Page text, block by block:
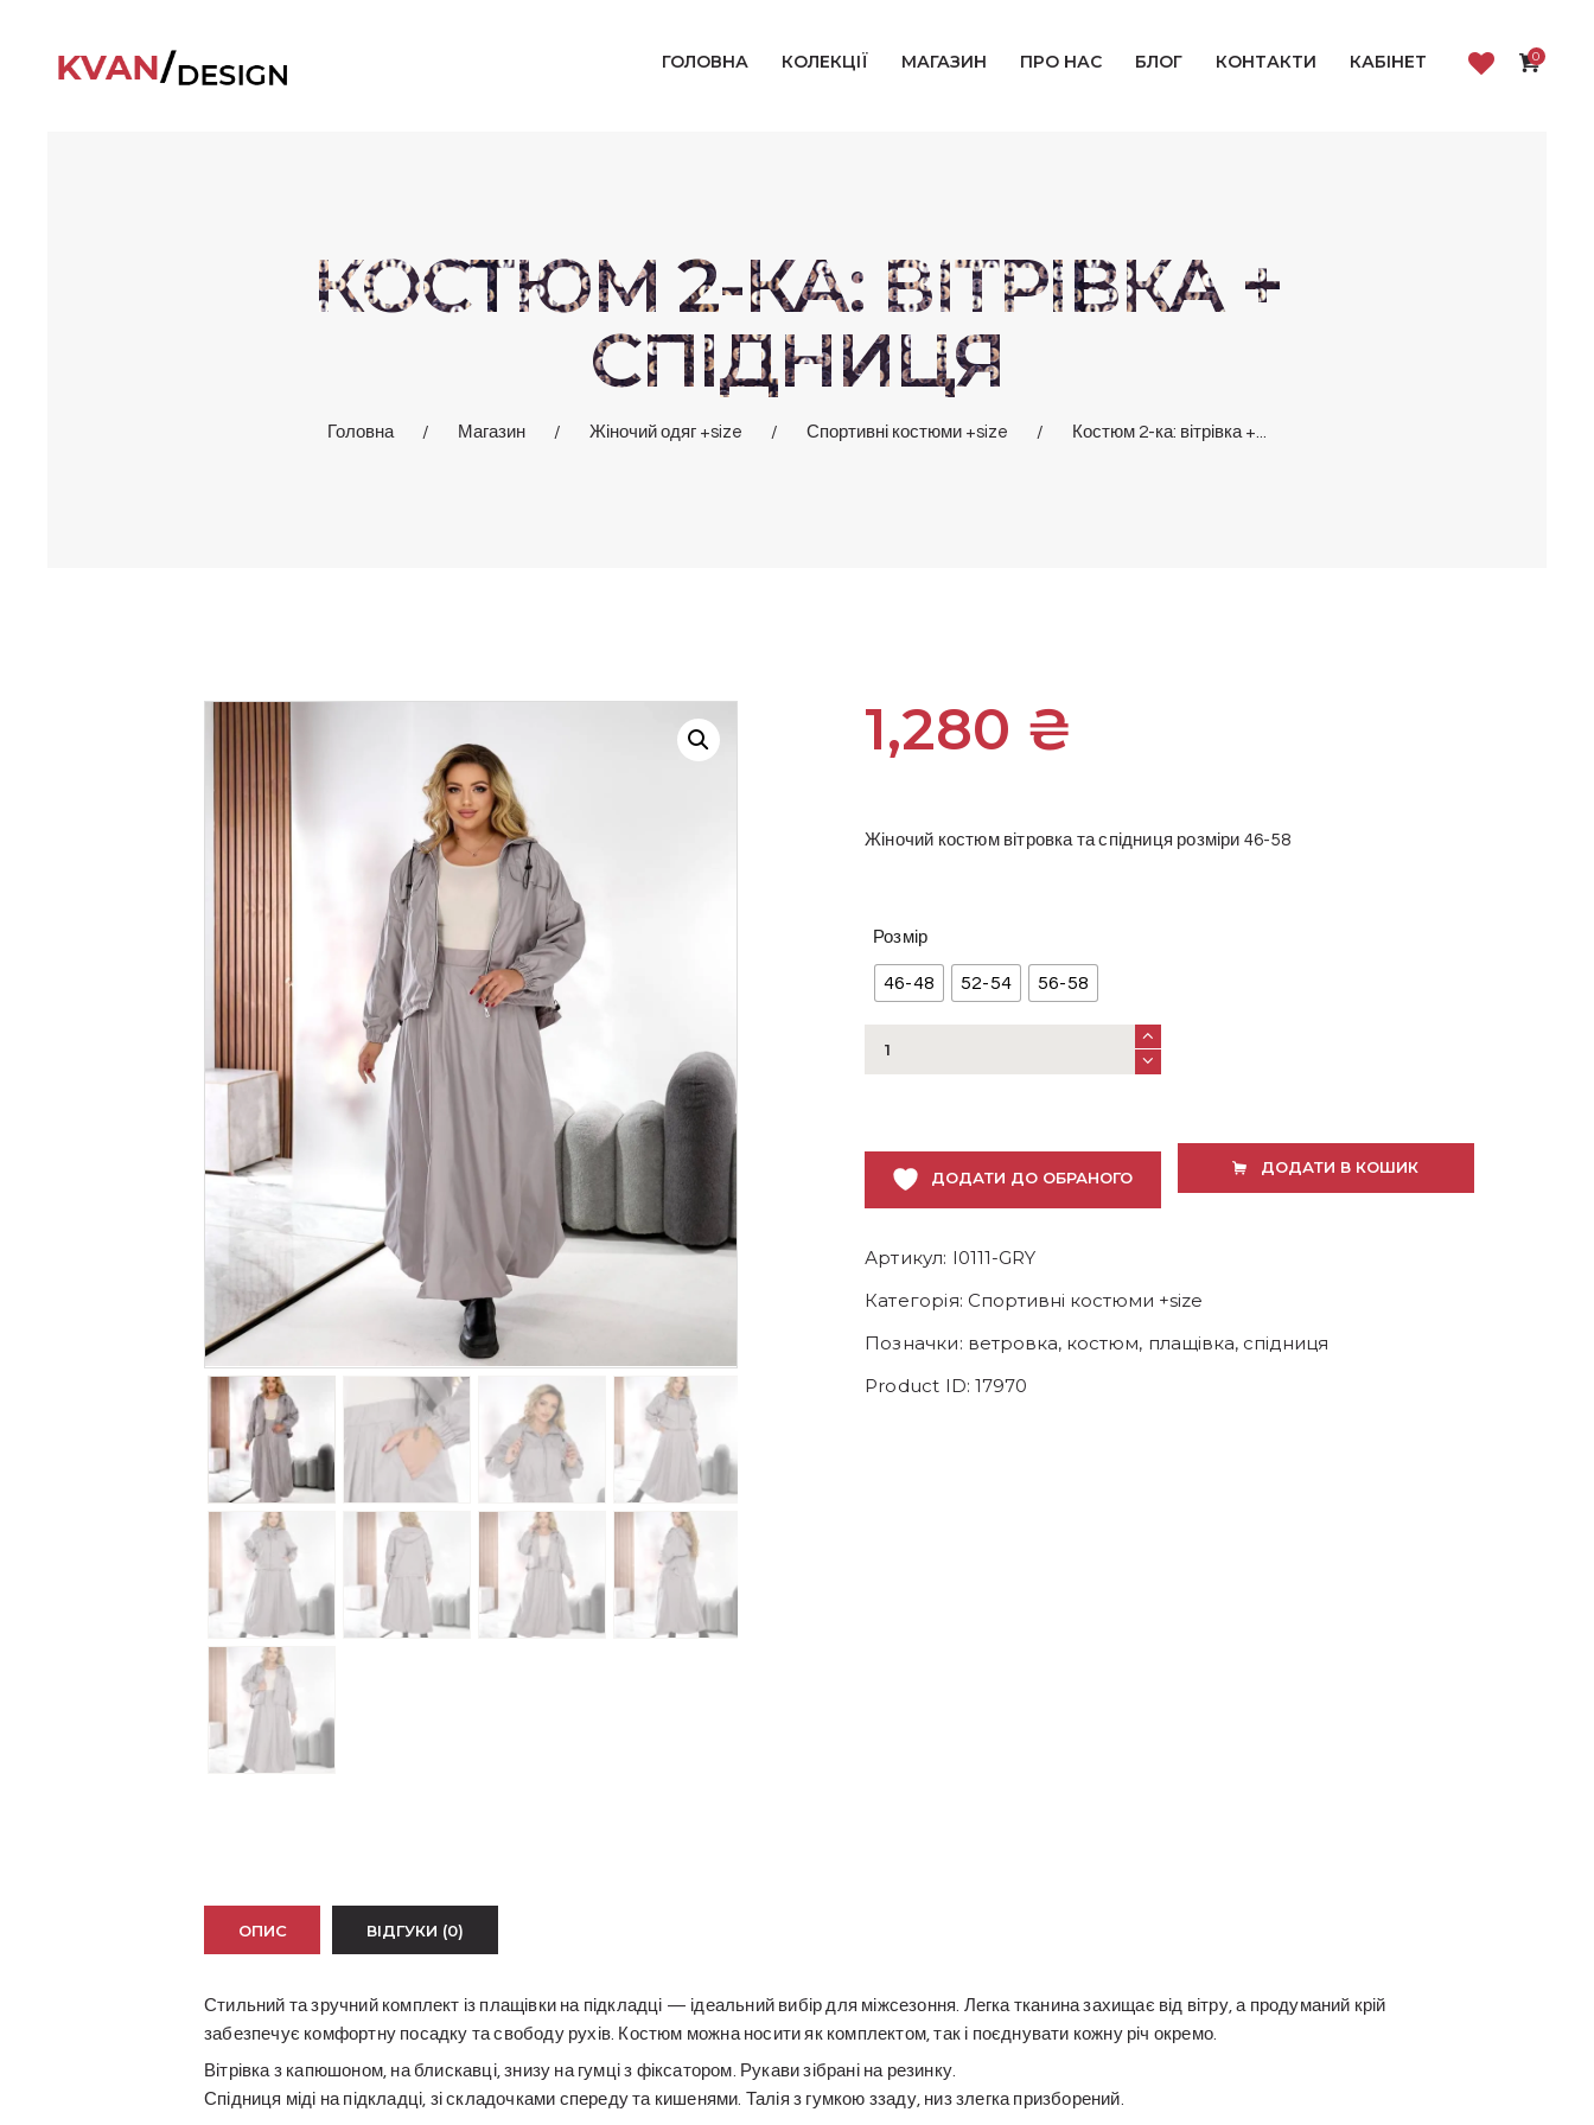
ГОЛОВНА КОЛЕКЦІЇ МАГАЗИН ПРО НАС БЛОГ КОНТАКТИ КАБІНЕТ 0
КОСТЮМ 2-КА: ВІТРІВКА +
СПІДНИЦЯ
Головна Магазин Жіночий одяг +size Спортивні костюми +size Костюм 2-ка: вітрівка +...
ПРО НАС
БЛОГ
КОНТАКТИ
1,280 ₴
Жіночий костюм вітровка та спідниця розміри 46-58
Розмір
46-48 52-54 56-58
+
спідниця
кількість
ДОДАТИ В КОШИК
ДОДАТИ ДО ОБРАНОГО
Артикул: I0111-GRY
Категорія: Спортивні костюми +size
Позначки: ветровка, костюм, плащівка, спідниця
Product ID:17970
ОПИС ВІДГУКИ (0)
Стильний та зручний комплект із плащівки на підкладці — ідеальний вибір для міжсезоння. Легка тканина захищає від вітру, а продуманий крій
забезпечує комфортну посадку та свободу рухів. Костюм можна носити як комплектом, так і поєднувати кожну річ окремо.
Вітрівка з капюшоном, на блискавці, знизу на гумці з фіксатором. Рукави зібрані на резинку.
Спідниця міді на підкладці, зі складочками спереду та кишенями. Талія з гумкою ззаду, низ злегка призборений.